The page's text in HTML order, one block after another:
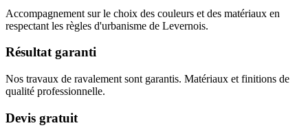
Accompagnement sur le choix des couleurs et des matériaux en
respectant les règles d'urbanisme de Levernois.
Résultat garanti
Nos travaux de ravalement sont garantis. Matériaux et finitions de
qualité professionnelle.
Devis gratuit